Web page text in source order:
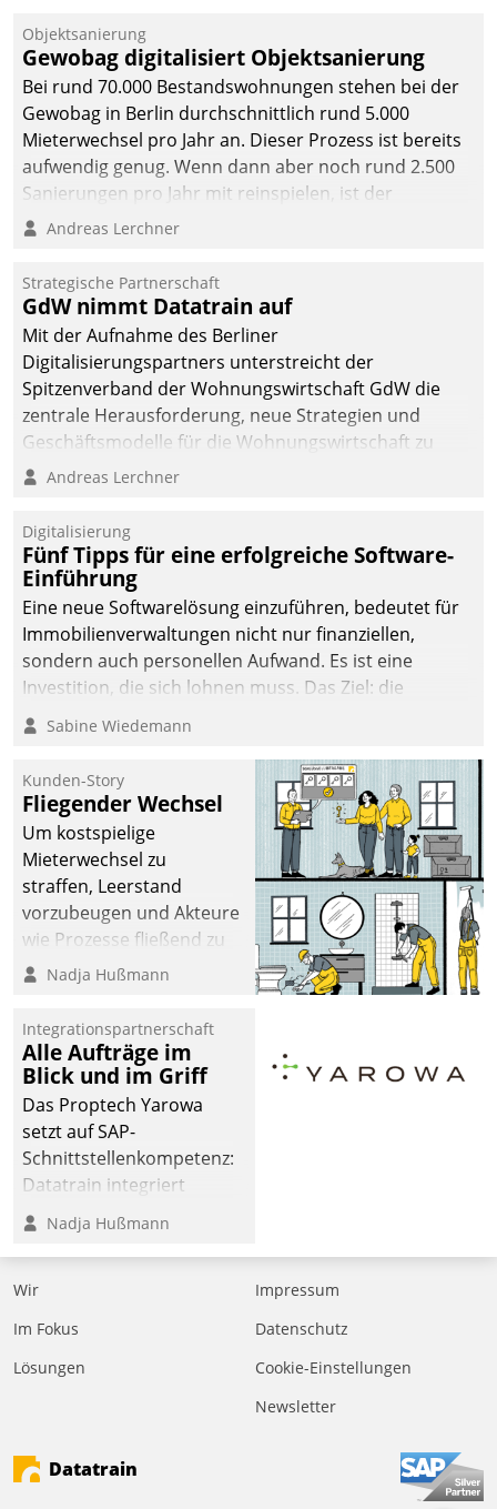
Unternehmen.
Objektsanierung
Gewobag digitalisiert Objektsanierung
Bei rund 70.000 Bestandswohnungen stehen bei der
Gewobag in Berlin durchschnittlich rund 5.000
Mieterwechsel pro Jahr an. Dieser Prozess ist bereits
aufwendig genug. Wenn dann aber noch rund 2.500
Sanierungen pro Jahr mit reinspielen, ist der
Betreuungs- und Organisationsaufwand immens. Im
kommunale Wohnungsbauunternehmen daher
gemeinsam mit der Berliner Datatrain GmbH den
Teilprozess der Objektsanierung digitalisiert.
Andreas Lerchner
Strategische Partnerschaft
GdW nimmt Datatrain auf
Mit der Aufnahme des Berliner
Digitalisierungspartners unterstreicht der
Spitzenverband der Wohnungswirtschaft GdW die
zentrale Herausforderung, neue Strategien und
Geschäftsmodelle für die Wohnungswirtschaft zu
entwickeln.
Andreas Lerchner
Digitalisierung
Fünf Tipps für eine erfolgreiche Software-
Einführung
Eine neue Softwarelösung einzuführen, bedeutet für
Immobilienverwaltungen nicht nur finanziellen,
sondern auch personellen Aufwand. Es ist eine
Investition, die sich lohnen muss. Das Ziel: die
nachhaltige Optimierung der Geschäftsabläufe. Damit
dieses Ziel erreicht wird, sollten einige Grundregeln
Sabine Wiedemann
Kunden-Story
Fliegender Wechsel
Um kostspielige
Mieterwechsel zu
straffen, Leerstand
vorzubeugen und Akteure
wie Prozesse fließend zu
vernetzen, nutzt die
Jahresbeginn eine
Überblick, Einsicht und
Eingriff bietende Lösung.
Zur Entwicklung setzte
man auf
Cloudtechnologie,
bewährte und Startup-
agile Projektmethoden.
Nadja Hußmann
Integrationspartnerschaft
Alle Aufträge im
Blick und im Griff
Das Proptech Yarowa
setzt auf SAP-
Schnittstellenkompetenz:
Datatrain integriert
Yarowas Portal zur
Vergabe und Verwaltung
von Aufträgen der
operativen
Instandhaltung in die
deutscher
den Weg vom
Mieteranliegen zum
Nadja Hußmann
Wir
Im Fokus
Lösungen
Impressum
Datenschutz
Cookie-Einstellungen
Newsletter
Datatrain